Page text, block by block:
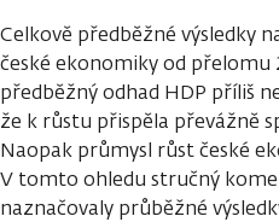
Celkově předběžné výsledky
české ekonomiky od přelomu
předběžný odhad HDP příliš
že k růstu přispěla převážně
Naopak průmysl růst české
V tomto ohledu stručný
naznačovaly průběžné